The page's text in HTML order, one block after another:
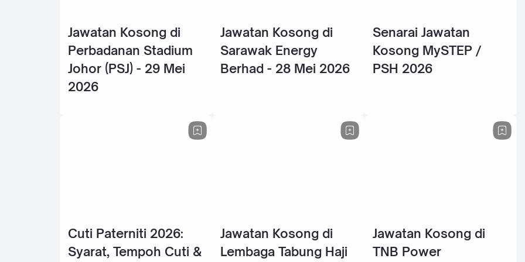
Jawatan Kosong di
Perbadanan Stadium
Johor (PSJ) - 29 Mei
2026
Jawatan Kosong di
Sarawak Energy
Berhad - 28 Mei 2026
Senarai Jawatan
Kosong MySTEP /
PSH 2026
Cuti Paterniti 2026:
Syarat, Tempoh Cuti &
Jawatan Kosong di
Lembaga Tabung Haji
Jawatan Kosong di
TNB Power